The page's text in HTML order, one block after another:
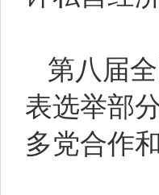
第八届
表选举部
多党合作